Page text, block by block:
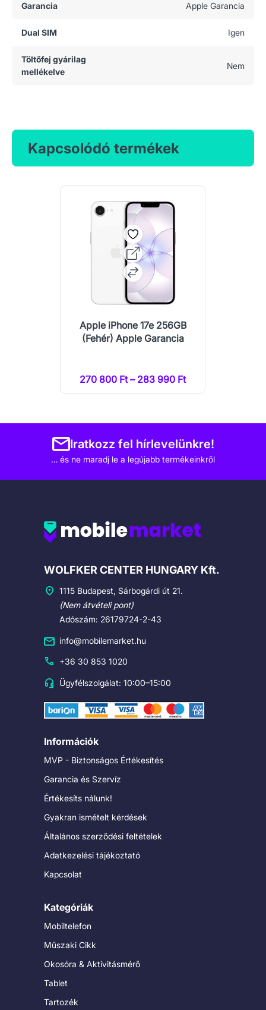
Garancia Apple Garancia
Dual SIM Igen
Töltőfej gyárilag
mellékelve
Nem
Kapcsolódó termékek
Apple iPhone 17e 256GB
(Fehér) Apple Garancia
270 800 Ft – 283 990 Ft
Iratkozz fel hírlevelünkre!
… és ne maradj le a legújabb termékeinkről
Cégadatok
WOLFKER CENTER HUNGARY Kft.
1115 Budapest, Sárbogárdi út 21.
(Nem átvételi pont)
Adószám: 26179724-2-43
info@mobilemarket.hu
+36 30 853 1020
Ügyfélszolgálat: 10:00–15:00
Információk
MVP - Biztonságos Értékesítés
Garancia és Szervíz
Értékesíts nálunk!
Gyakran ismételt kérdések
Általános szerződési feltételek
Adatkezelési tájékoztató
Kapcsolat
Kategóriák
Mobiltelefon
Műszaki Cikk
Okosóra & Aktivitásmérő
Tablet
Tartozék